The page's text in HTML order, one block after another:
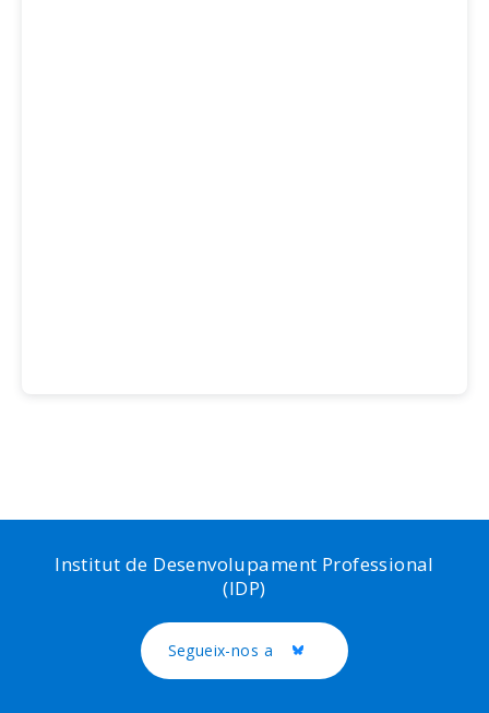
Institut de Desenvolupament Professional
(IDP)
Segueix-nos a Twitter